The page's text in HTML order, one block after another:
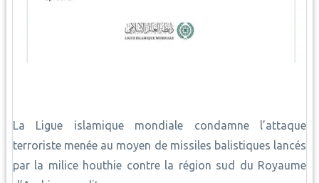
La Ligue islamique mondiale condamne l’attaque
terroriste menée au moyen de missiles balistiques lancés
par la milice houthie contre la région sud du Royaume